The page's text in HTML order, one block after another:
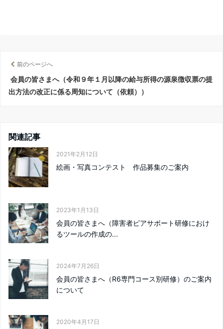
前のページへ
会員の皆さまへ（令和９年１月以降の給与所得の源泉徴収票の提
出方法の改正に係る周知について（依頼））
関連記事
2021年2月12日
絵画・写真コンテスト 作品募集のご案内
2023年1月13日
会員の皆さまへ（障害者ピアサポート研修におけ
るツールの作成の...
2024年7月26日
会員の皆さまへ（R6専門コース別研修）のご案内
について
2020年4月17日